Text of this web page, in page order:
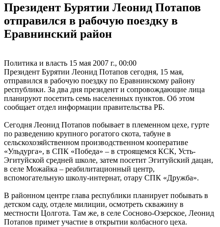
Президент Бурятии Леонид Потапов
отправился в рабочую поездку в
Еравнинский район
Политика и власть 15 мая 2007 г., 00:00
Президент Бурятии Леонид Потапов сегодня, 15 мая,
отправился в рабочую поездку по Еравнинскому району
республики. За два дня президент и сопровождающие лица
планируют посетить семь населенных пунктов. Об этом
сообщает отдел информации правительства РБ.
Сегодня Леонид Потапов побывает в племенном цехе, гурте
по разведению крупного рогатого скота, табуне в
сельскохозяйственном производственном кооперативе
«Ульдурга», в СПК «Победа» – в строящемся КСК, Усть-
Эгитуйской средней школе, затем посетит Эгитуйский дацан,
в селе Можайка – реабилитационный центр,
вспомогательную школу-интернат, отару СПК «Дружба».
В районном центре глава республики планирует побывать в
детском саду, отделе милиции, осмотреть скважину в
местности Цолгота. Там же, в селе Сосново-Озерское, Леонид
Потапов примет участие в открытии колбасного цеха.